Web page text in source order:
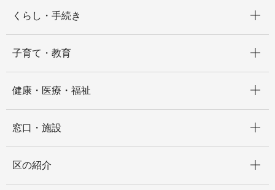
くらし・手続き
子育て・教育
健康・医療・福祉
窓口・施設
区の紹介